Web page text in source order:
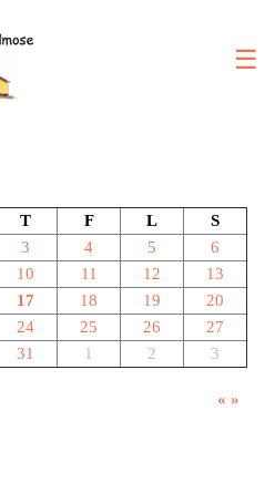
☰
T F L
S
3 4 5
6
10 11 12
13
17 18 19
20
24 25 26
27
31 1 2 3
« »